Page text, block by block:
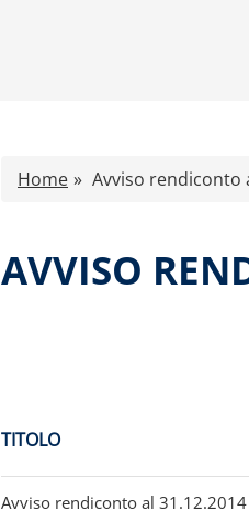
Home Avviso rendiconto
AVVISO
TITOLO
Avviso rendiconto al 31.12.2014